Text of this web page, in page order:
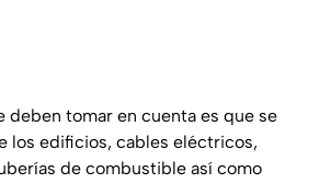
deben tomar en cuenta es que se
los edificios, cables eléctricos,
de combustible así como